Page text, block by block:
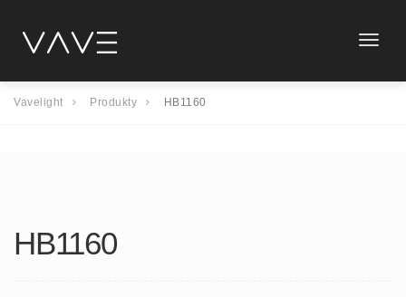
Toggle
Vavelight Produkty HB1160
HB1160